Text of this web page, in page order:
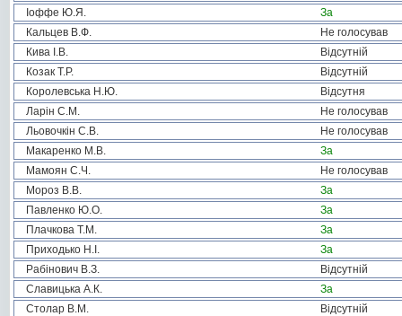
Іоффе Ю.Я.
За
Кальцев В.Ф.
Не голосував
Кива І.В.
Відсутній
Козак Т.Р.
Відсутній
Королевська Н.Ю.
Відсутня
Ларін С.М.
Не голосував
Льовочкін С.В.
Не голосував
Макаренко М.В.
За
Мамоян С.Ч.
Не голосував
Мороз В.В.
За
Павленко Ю.О.
За
Плачкова Т.М.
За
Приходько Н.І.
За
Рабінович В.З.
Відсутній
Славицька А.К.
За
Столар В.М.
Відсутній